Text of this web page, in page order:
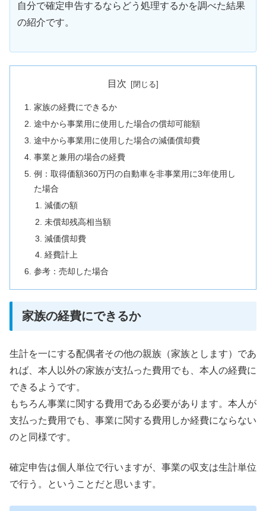
自分で確定申告するならどう処理するかを調べた結果
の紹介です。
目次
家族の経費にできるか
途中から事業用に使用した場合の償却可能額
途中から事業用に使用した場合の減価償却費
事業と兼用の場合の経費
例：取得価額360万円の自動車を非事業用に3年使用し
た場合
減価の額
未償却残高相当額
減価償却費
経費計上
参考：売却した場合
家族の経費にできるか
生計を一にする配偶者その他の親族（家族とします）であ
れば、本人以外の家族が支払った費用でも、本人の経費に
できるようです。
もちろん事業に関する費用である必要があります。本人が
支払った費用でも、事業に関する費用しか経費にならない
のと同様です。
確定申告は個人単位で行いますが、事業の収支は生計単位
で行う。ということだと思います。